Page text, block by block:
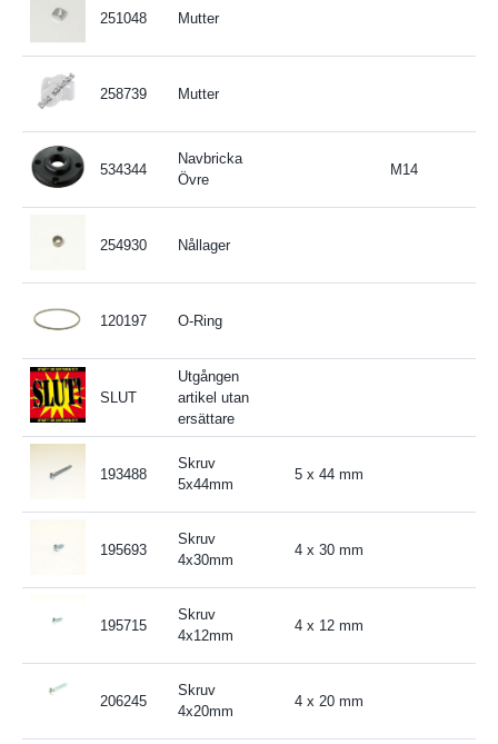
251048 Mutter
258739 Mutter
534344
Navbricka
Övre
M14
254930 Nållager
120197 O-Ring
SLUT
Utgången
artikel utan
ersättare
193488
Skruv
5x44mm
5 x 44 mm
195693
Skruv
4x30mm
4 x 30 mm
195715
Skruv
4x12mm
4 x 12 mm
206245
Skruv
4x20mm
4 x 20 mm